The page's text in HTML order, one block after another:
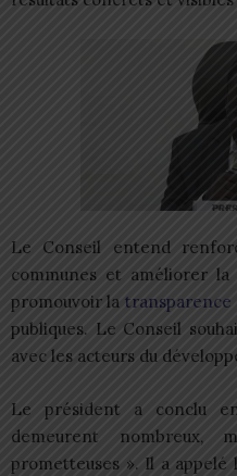
Le Conseil entend
communes et améliorer
promouvoir la transparence
publiques. Le Conseil
avec les acteurs du
Le président a conclu
demeurent nombreux,
prometteuses ». Il a